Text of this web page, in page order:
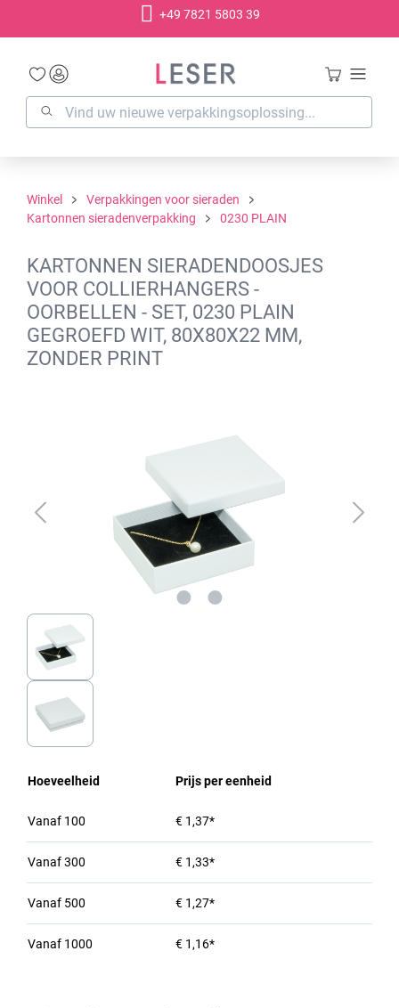
+49 7821 5803 39
Winkel
Verpakkingen voor sieraden
Kartonnen sieradenverpakking
0230 PLAIN
KARTONNEN SIERADENDOOSJES
VOOR COLLIERHANGERS -
OORBELLEN - SET, 0230 PLAIN
GEGROEFD WIT, 80X80X22 MM,
ZONDER PRINT
Hoeveelheid Prijs per eenheid
Vanaf 100 € 1,37*
Vanaf300 € 1,33*
Vanaf 500 € 1,27*
Vanaf 1000 € 1,16*